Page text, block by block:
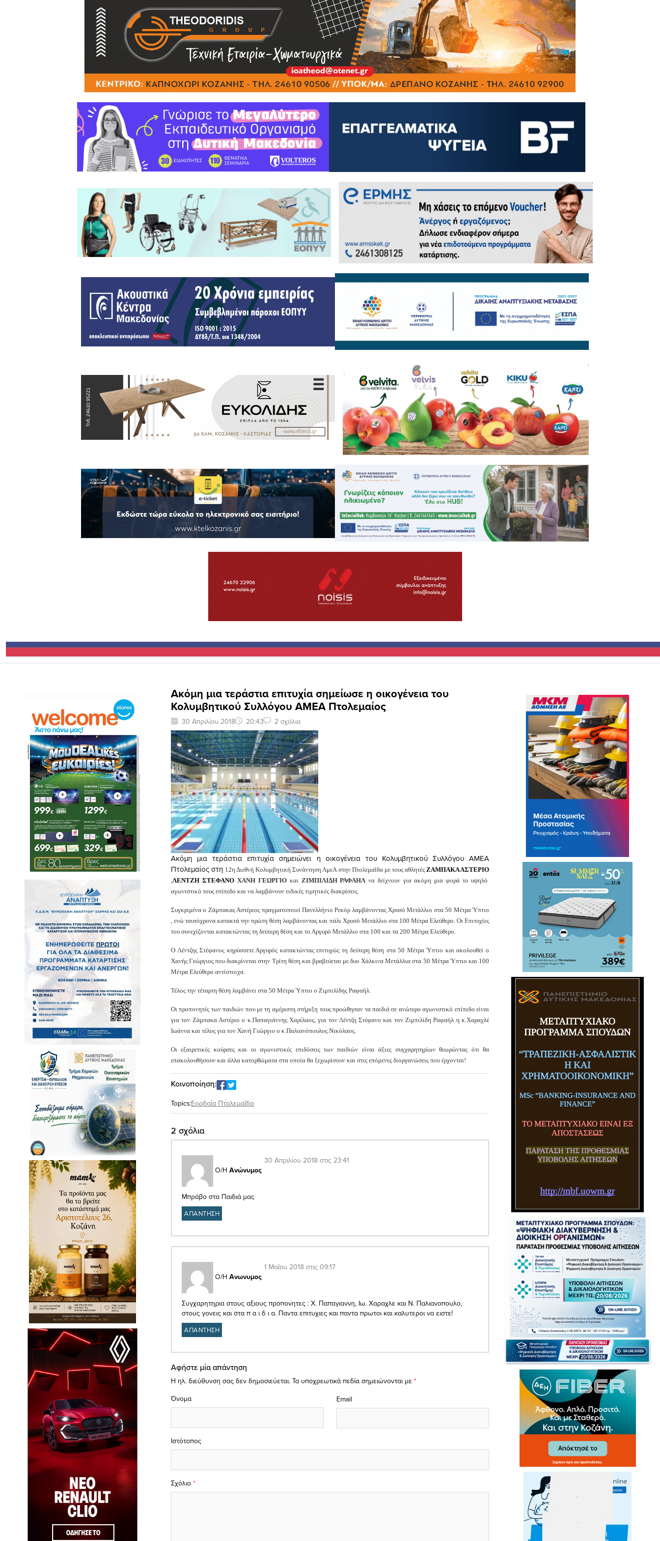
Ακόμη μια τεράστια επιτυχία σημείωσε η οικογένεια του
Κολυμβητικού Συλλόγου ΑΜΕΑ Πτολεμαίος
30 Απριλίου 2018 20:43 2 σχόλια
Ακόμη μια τεράστια επιτυχία σημειώνει η οικογένεια του Κολυμβητικού Συλλόγου ΑΜΕΑ
Πτολεμαίος στη 12η Διεθνή Κολυμβητική Συνάντηση ΑμεΑ στην Πτολεμαΐδα με τους αθλητές ΖΑΜΠΑΚΑ ΑΣΤΕΡΙΟ
ΛΕΝΤΖΗ ΣΤΕΦΑΝΟ ΧΑΝΗ ΓΕΩΡΓΙΟ και ΖΙΜΠΙΛΙΔΗ ΡΑΦΑΗΛ να δείχνουν για ακόμη μια φορά το υψηλό
αγωνιστικό τους επίπεδο και να λαμβάνουν ειδικές τιμητικές διακρίσεις.
Συγκριμένα ο Ζάμπακας Αστέριος πραγματοποιεί Πανελλήνιο Ρεκόρ λαμβάνοντας Χρυσό Μετάλλιο στα 50 Μέτρα Ύπτιο
, ενώ ταυτόχρονα κατακτά την πρώτη θέση λαμβάνοντας και πάλι Χρυσό Μετάλλιο στα 100 Μέτρα Ελεύθερο. Οι Επιτυχίες
του συνεχίζονται κατακτώντας τη δεύτερη θέση και το Αργυρό Μετάλλιο στα 100 και τα 200 Μέτρα Ελεύθερο.
Ο Λέντζης Στέφανος κηρύσσετε Αργυρός κατακτώντας επιτυχώς τη δεύτερη θέση στα 50 Μέτρα Ύπτιο και ακολουθεί ο
Χανής Γεώργιος που διακρίνεται στην Τρίτη θέση και βραβεύεται με δυο Χάλκινα Μετάλλια στα 50 Μέτρα Ύπτιο και 100
Μέτρα Ελεύθερο αντίστοιχα.
Τέλος την τέταρτη θέση λαμβάνει στα 50 Μέτρα Ύπτιο ο Ζιμπιλίδης Ραφαήλ.
Οι προπονητές των παιδιών που με τη αμέριστη στήριξη τους προώθησαν τα παιδιά σε ανώτερο αγωνιστικό επίπεδο είναι
για τον Ζάμπακα Αστέριο ο κ.Παπαγιάννης Χαρίλαος, για τον Λέντζη Στέφανο και τον Ζιμπιλίδη Ραφαήλ η κ.Χαραχλέ
Ιωάννα και τέλος για τον Χανή Γεώργιο ο κ.Παλιανόπουλος Νικόλαος.
Οι εξαιρετικές κούρσες και οι αγωνιστικές επιδόσεις των παιδιών είναι άξιες συγχαρητηρίων θεωρώντας ότι θα
επακολουθήσουν και άλλα κατορθώματα στα οποία θα ξεχωρίσουν και στις επόμενες διοργανώσεις που έρχονται!
Κοινοποίηση:
Topics:Εορδαία Πτολεμαΐδα
2 σχόλια
Ο/Η Ανώνυμος
30 Απριλίου 2018 στις 23:41
Μπράβο στα Παιδιά μας
ΑΠΑΝΤΗΣΗ
Ο/Η Ανωνυμος
1 Μαΐου 2018 στις 09:17
Συγχαρητηρια στους αξιους προπονητες : Χ. Παπαγιαννη, Ιω. Χαραχλε και Ν. Παλιανοπουλο,
στους γονεις και στα π α ι δ ι α. Παντα επιτυχιες και παντα πρωτοι και καλυτεροι να ειστε!
ΑΠΑΝΤΗΣΗ
Αφήστε μία απάντηση
Η ηλ. διεύθυνση σας δεν δημοσιεύεται. Τα υποχρεωτικά πεδία σημειώνονται με *
Σχόλιο *
Όνομα Email
Ιστότοπος